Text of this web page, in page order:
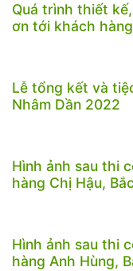
Quá trình thiết
ơn tới khách hàng
Lễ tổng kết và
Nhâm Dần 2022
Hình ảnh sau thi
hàng Chị Hậu,
Hình ảnh sau thi
hàng Anh Hùng,